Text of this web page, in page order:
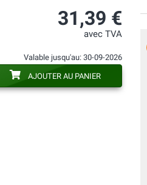
31,39 €
avec TVA
Valable jusqu'au: 30-09-2026
AJOUTER AU PANIER